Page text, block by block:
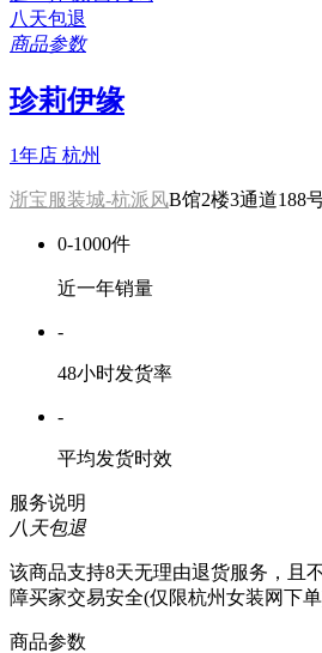
八天包退
商品参数
珍莉伊缘
1年店 杭州
浙宝服装城-杭派风B馆2楼3通道188
0-1000件
近一年销量
-
48小时发货率
-
平均发货时效
服务说明
八天包退
该商品支持8天无理由退货服务，且
障买家交易安全(仅限杭州女装网下
商品参数